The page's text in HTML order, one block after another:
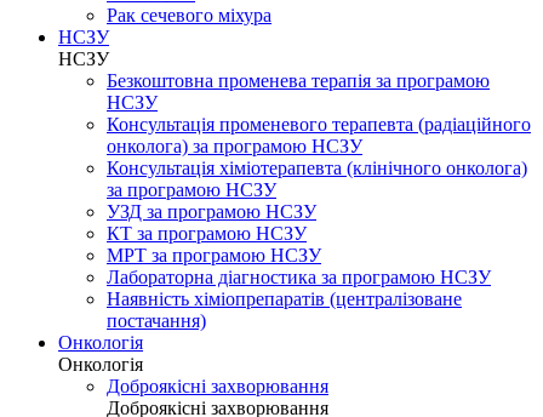
Рак сечевого міхура
НСЗУ
НСЗУ
Безкоштовна променева терапія за програмою
НСЗУ
Консультація променевого терапевта (радіаційного
онколога) за програмою НСЗУ
Консультація хіміотерапевта (клінічного онколога)
за програмою НСЗУ
УЗД за програмою НСЗУ
КТ за програмою НСЗУ
МРТ за програмою НСЗУ
Лабораторна діагностика за програмою НСЗУ
Наявність хіміопрепаратів (централізоване
постачання)
Онкологія
Онкологія
Доброякісні захворювання
Доброякісні захворювання